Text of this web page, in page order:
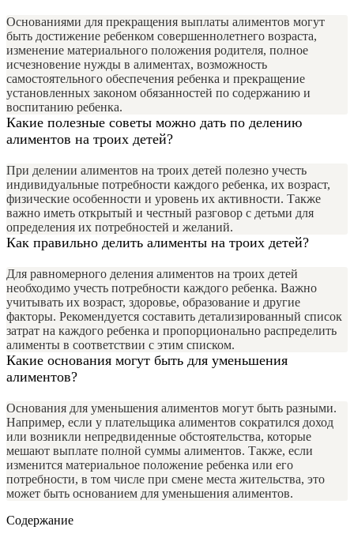
Основаниями для прекращения выплаты алиментов могут
быть достижение ребенком совершеннолетнего возраста,
изменение материального положения родителя, полное
исчезновение нужды в алиментах, возможность
самостоятельного обеспечения ребенка и прекращение
установленных законом обязанностей по содержанию и
воспитанию ребенка.
Какие полезные советы можно дать по делению
алиментов на троих детей?
При делении алиментов на троих детей полезно учесть
индивидуальные потребности каждого ребенка, их возраст,
физические особенности и уровень их активности. Также
важно иметь открытый и честный разговор с детьми для
определения их потребностей и желаний.
Как правильно делить алименты на троих детей?
Для равномерного деления алиментов на троих детей
необходимо учесть потребности каждого ребенка. Важно
учитывать их возраст, здоровье, образование и другие
факторы. Рекомендуется составить детализированный список
затрат на каждого ребенка и пропорционально распределить
алименты в соответствии с этим списком.
Какие основания могут быть для уменьшения
алиментов?
Основания для уменьшения алиментов могут быть разными.
Например, если у плательщика алиментов сократился доход
или возникли непредвиденные обстоятельства, которые
мешают выплате полной суммы алиментов. Также, если
изменится материальное положение ребенка или его
потребности, в том числе при смене места жительства, это
может быть основанием для уменьшения алиментов.
Содержание